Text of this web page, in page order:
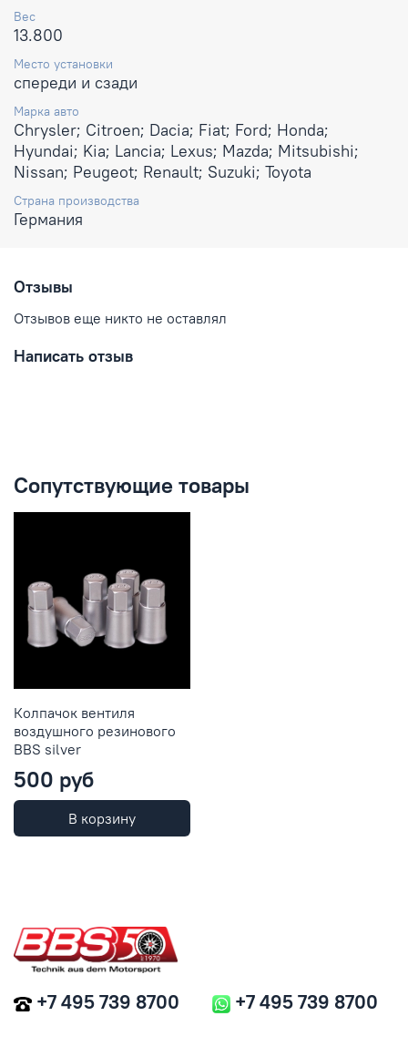
Вес
13.800
Место установки
спереди и сзади
Марка авто
Chrysler; Citroen; Dacia; Fiat; Ford; Honda;
Hyundai; Kia; Lancia; Lexus; Mazda; Mitsubishi;
Nissan; Peugeot; Renault; Suzuki; Toyota
Страна производства
Германия
Отзывы
Отзывов еще никто не оставлял
Написать отзыв
Сопутствующие товары
Колпачок вентиля
воздушного резинового
BBS silver
500 руб
В корзину
+7 495 739 8700 +7 495 739 8700